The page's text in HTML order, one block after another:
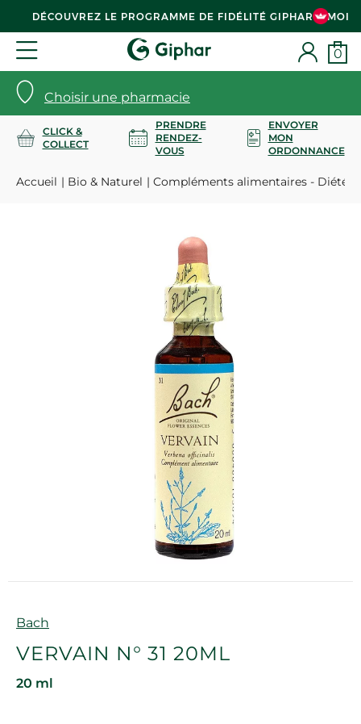
DÉCOUVREZ LE PROGRAMME DE FIDÉLITÉ GIPHAR & MOI
Choisir une pharmacie
0
CLICK &
COLLECT
PRENDRE
RENDEZ-
VOUS
ENVOYER
MON
ORDONNANCE
Accueil Bio & Naturel Compléments alimentaires -
Marque
Bach
VERVAIN N° 31 20ML
20 ml